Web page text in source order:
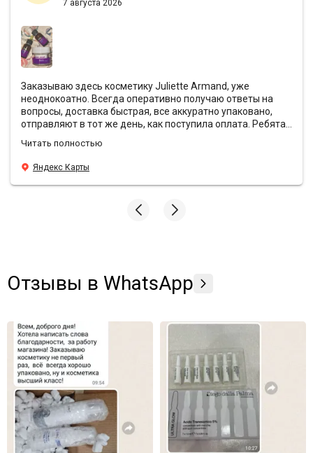
7 августа 2026
Заказываю здесь косметику Juliette Armand, уже
неоднокоатно. Всегда оперативно получаю ответы на
вопросы, доставка быстрая, все аккуратно упаковано,
отправляют в тот же день, как поступила оплата. Ребята
заказами подарочки❤️ Эффект от антивозрастной
уходовой косметики просто вау, средства действительно
борятся с морщинами, лицо свежее и блестящее, даже в
те моменты, когда хронический недосып. У Sunshine
знакомым рекомендую заказывать здесь🫶🏼
Читать полностью
Яндекс Карты
Отзывы в WhatsApp